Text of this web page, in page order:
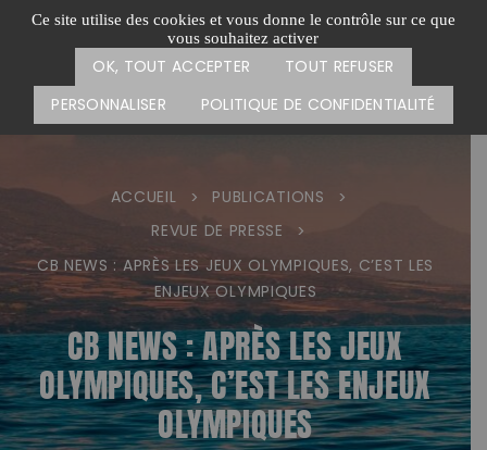
Ce site utilise des cookies et vous donne le contrôle sur ce que
vous souhaitez activer
OK, TOUT ACCEPTER
TOUT REFUSER
PERSONNALISER
POLITIQUE DE CONFIDENTIALITÉ
Passer
Menu
CARTE DES ACTIONS FAIRE UN DON
ACCUEIL > PUBLICATIONS
>
REVUE DE PRESSE
>
CB NEWS : APRÈS LES JEUX OLYMPIQUES, C’EST LES
ENJEUX OLYMPIQUES
CB NEWS : APRÈS LES JEUX
OLYMPIQUES, C’EST LES ENJEUX
OLYMPIQUES